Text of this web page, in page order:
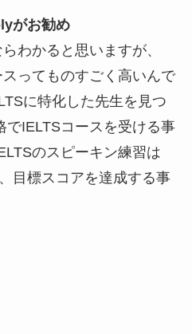
がお勧め
わかると思いますが、
ってものすごく高いんで
に特化した先生を見つ
でIELTSコースを受ける事
のスピーキン練習は
目標スコアを達成する事